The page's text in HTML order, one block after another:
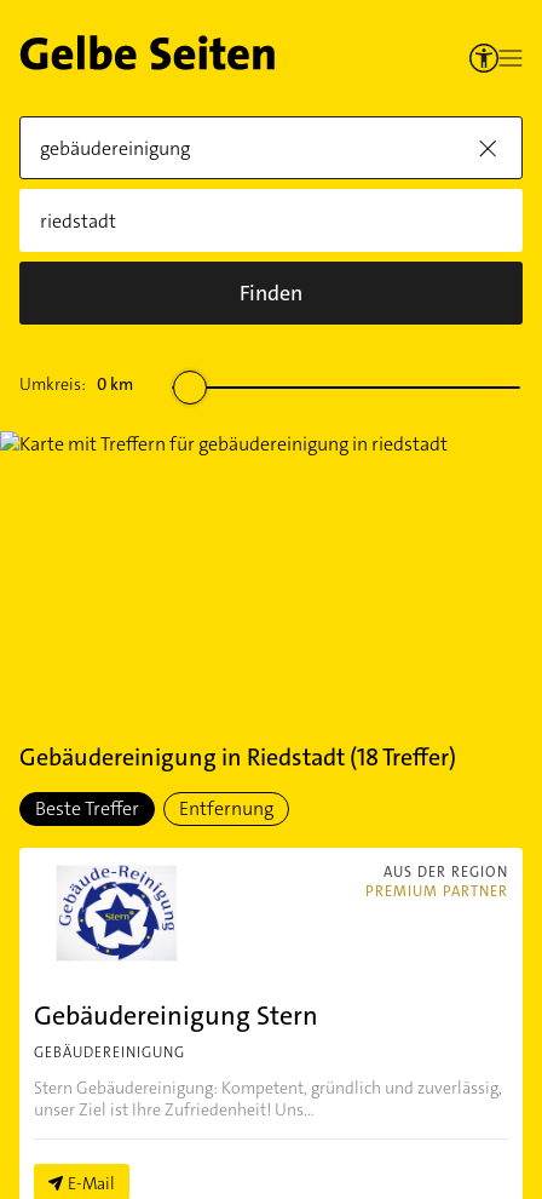
Finden
Umkreis: 0 km
Gebäudereinigung in Riedstadt(18Treffer)
Beste Treffer Entfernung
AUS DER REGION
PREMIUM PARTNER
Gebäudereinigung Stern
GEBÄUDEREINIGUNG
Stern Gebäudereinigung: Kompetent, gründlich und zuverlässig,
unser Ziel ist Ihre Zufriedenheit! Uns...
E-Mail